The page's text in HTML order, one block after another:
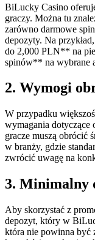
BiLucky Casino
graczy. Można tu
zarówno darmowe
depozyty. Na
do 2,000 PLN** na
spinów** na wybrane
2. Wymogi
W przypadku
wymagania dotyczące
gracze muszą
w branży, gdzie
zwrócić uwagę na
3. Minimalny
Aby skorzystać z
depozyt, który w
która nie powinna być